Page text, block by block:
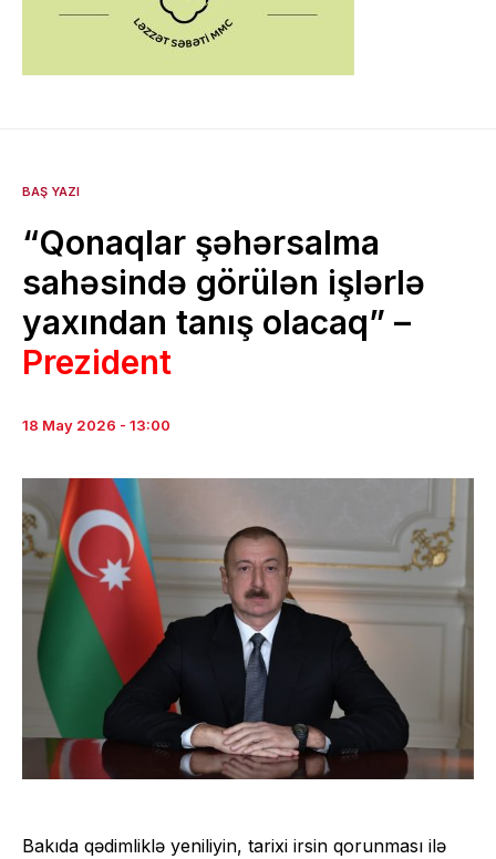
BAŞ YAZI
“Qonaqlar şəhərsalma
sahəsində görülən işlərlə
yaxından tanış olacaq” –
Prezident
18 May 2026 - 13:00
Bakıda qədimliklə yeniliyin, tarixi irsin qorunması ilə